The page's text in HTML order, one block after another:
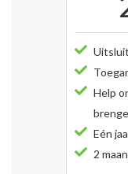
Help
Eén
2